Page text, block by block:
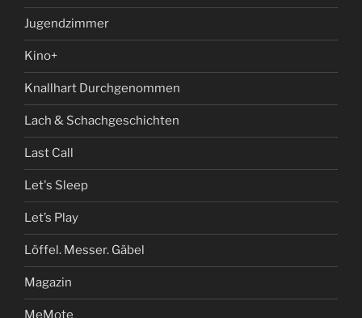
Jugendzimmer
Kino+
Knallhart Durchgenommen
Lach & Schachgeschichten
Last Call
Let's Sleep
Let’s Play
Löffel. Messer. Gäbel
Magazin
MeMote